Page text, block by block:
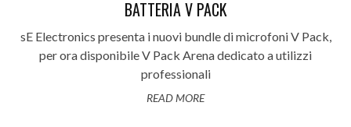
BATTERIA V PACK
sE Electronics presenta i nuovi bundle di microfoni V Pack,
per ora disponibile V Pack Arena dedicato a utilizzi
professionali
READ MORE